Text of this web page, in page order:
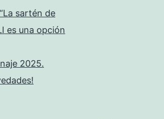
sartén de
es una opción
2025.